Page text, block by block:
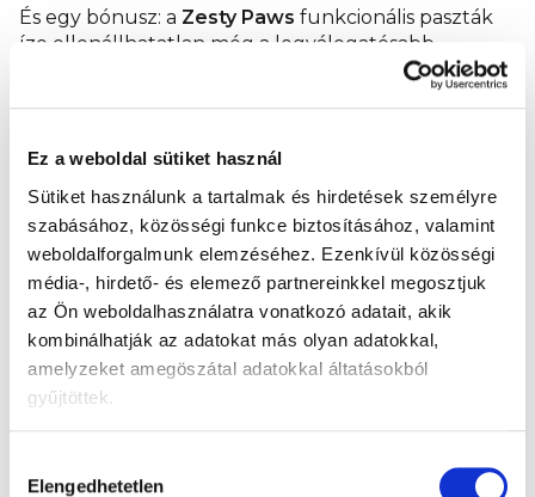
Ez a weboldal sütiket használ
Sütiket használunk a tartalmak és hirdetések személyre
szabásához, közösségi funkce biztosításához, valamint
weboldalforgalmunk elemzéséhez. Ezenkívül közösségi
média-, hirdető- és elemező partnereinkkel megosztjuk
az Ön weboldalhasználatra vonatkozó adatait, akik
kombinálhatják az adatokat más olyan adatokkal,
amelyzeket amegöszátal adatokkal áltatásokból
gyűjtöttek.
kiválasztása
Elengedhetetlen
És egy bónusz: a Zesty Paws funkcionális paszták
íze ellenállhatatlan még a legválogatósabb
A funkcionális összetevők ereje
A gondosan kiválasztott természetes összetevők
kombinációja támogatja a húgyutak és a vesék
egészségét, segít fenntartani a vizelet optimális pH-
értékét, és hozzájárul a macskák általános
jóllétéhez.
Exocyan™
– áfonyakoncentrátum
polifenolokkal és antioxidánsokkal a húgyutak
egészségének támogatására
természetes cukor, amely segít fenntartani a
húgyutak tisztaságát